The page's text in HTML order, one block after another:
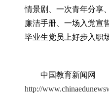
情景剧、一次青年分享
廉洁手册、一场入党宣
毕业生党员上好步入职
中国教育新闻网
http://